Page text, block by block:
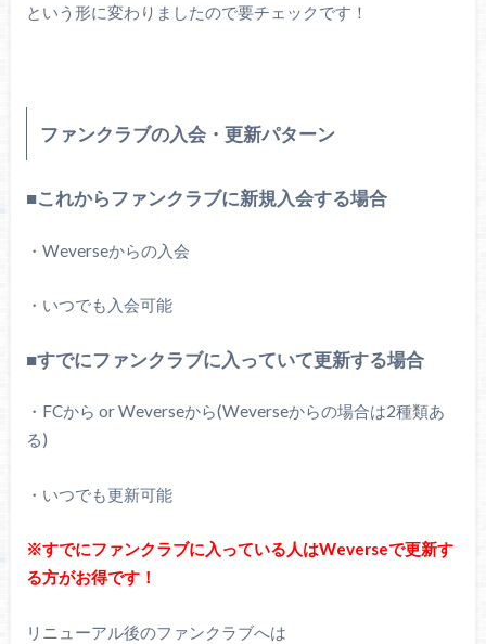
という形に変わりましたので要チェックです！
ファンクラブの入会・更新パターン
■これからファンクラブに新規入会する場合
・Weverseからの入会
・いつでも入会可能
■すでにファンクラブに入っていて更新する場合
・FCから or Weverseから(Weverseからの場合は2種類あ
る)
・いつでも更新可能
※すでにファンクラブに入っている人はWeverseで更新す
る方がお得です！
リニューアル後のファンクラブへは